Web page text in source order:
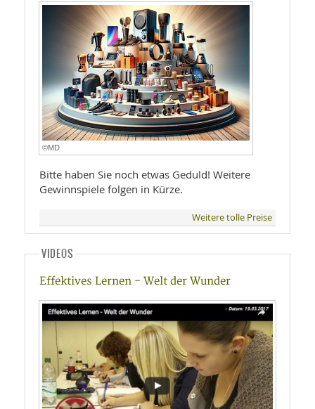
©MD
Bitte haben Sie noch etwas Geduld! Weitere
Gewinnspiele folgen in Kürze.
Weitere tolle Preise
VIDEOS
Effektives Lernen - Welt der Wunder